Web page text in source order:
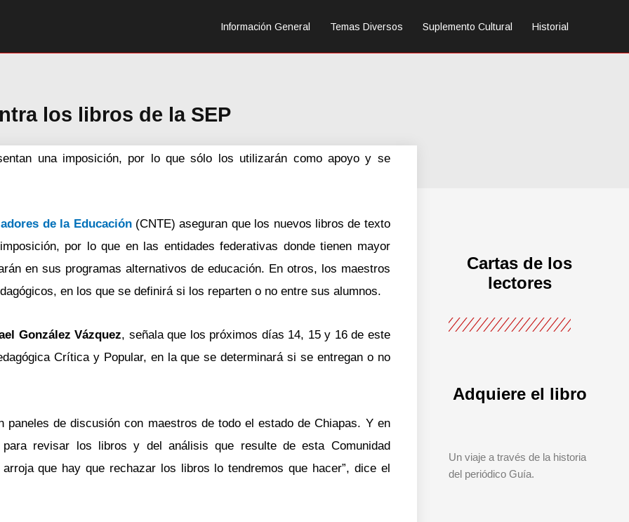
Información General Temas Diversos Suplemento Cultural Historial
los libros de la SEP
una imposición, por lo que sólo los utilizarán como apoyo y se
de la Educación(CNTE) aseguran que los nuevos libros de texto
por lo que en las entidades federativas donde tienen mayor
en sus programas alternativos de educación. En otros, los maestros
en los que se definirá si los reparten o no entre sus alumnos.
González Vázquez, señala que los próximos días 14, 15 y 16 de este
Crítica y Popular, en la que se determinará si se entregan o no
paneles de discusión con maestros de todo el estado de Chiapas. Y en
revisar los libros y del análisis que resulte de esta Comunidad
que hay que rechazar los libros lo tendremos que hacer”, dice el
Cartas de los
lectores
Adquiere el libro
Un viaje a través de la historia
del periódico Guía.